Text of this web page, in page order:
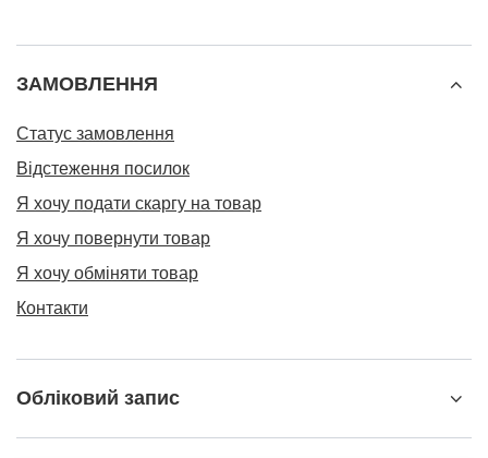
ЗАМОВЛЕННЯ
Статус замовлення
Відстеження посилок
Я хочу подати скаргу на товар
Я хочу повернути товар
Я хочу обміняти товар
Контакти
Обліковий запис